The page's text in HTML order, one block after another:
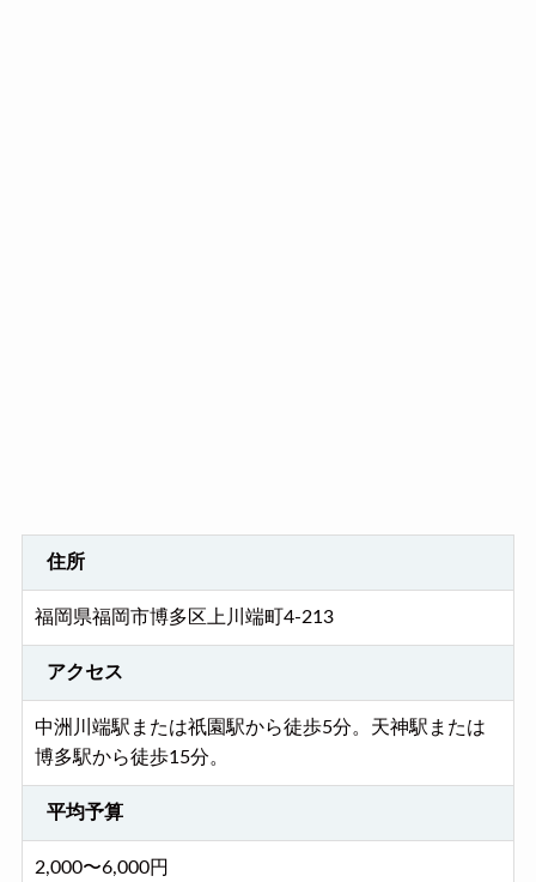
住所
福岡県福岡市博多区上川端町4-213
アクセス
中洲川端駅または祇園駅から徒歩5分。天神駅または
博多駅から徒歩15分。
平均予算
2,000〜6,000円